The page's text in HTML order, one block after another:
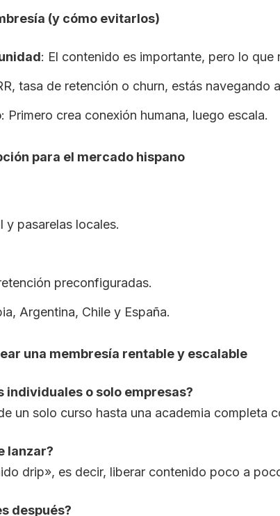
(y cómo evitarlos)
: El contenido es importante, pero lo que
tasa de retención o churn, estás navegando
: Primero crea conexión humana, luego escala.
para el mercado hispano
y pasarelas locales.
preconfiguradas.
Argentina, Chile y España.
una membresía rentable y escalable
individuales o solo empresas?
un solo curso hasta una academia completa
lanzar?
drip», es decir, liberar contenido poco a
después?